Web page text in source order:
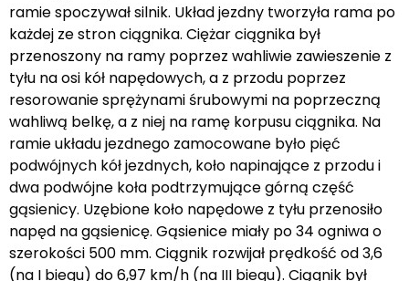
ramie spoczywał silnik. Układ jezdny tworzyła rama po
każdej ze stron ciągnika. Ciężar ciągnika był
przenoszony na ramy poprzez wahliwie zawieszenie z
tyłu na osi kół napędowych, a z przodu poprzez
resorowanie sprężynami śrubowymi na poprzeczną
wahliwą belkę, a z niej na ramę korpusu ciągnika. Na
ramie układu jezdnego zamocowane było pięć
podwójnych kół jezdnych, koło napinające z przodu i
dwa podwójne koła podtrzymujące górną część
gąsienicy. Uzębione koło napędowe z tyłu przenosiło
napęd na gąsienicę. Gąsienice miały po 34 ogniwa o
szerokości 500 mm. Ciągnik rozwijał prędkość od 3,6
(na I biegu) do 6,97 km/h (na III biegu). Ciągnik był